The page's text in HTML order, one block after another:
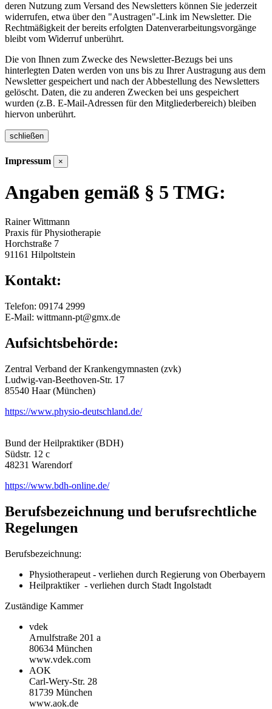
deren Nutzung zum Versand des Newsletters können Sie jederzeit
widerrufen, etwa über den "Austragen"-Link im Newsletter. Die
Rechtmäßigkeit der bereits erfolgten Datenverarbeitungsvorgänge
bleibt vom Widerruf unberührt.
Die von Ihnen zum Zwecke des Newsletter-Bezugs bei uns
hinterlegten Daten werden von uns bis zu Ihrer Austragung aus dem
Newsletter gespeichert und nach der Abbestellung des Newsletters
gelöscht. Daten, die zu anderen Zwecken bei uns gespeichert
wurden (z.B. E-Mail-Adressen für den Mitgliederbereich) bleiben
hiervon unberührt.
schließen
Impressum ×
Angaben gemäß § 5 TMG:
Rainer Wittmann
Praxis für Physiotherapie
Horchstraße 7
91161 Hilpoltstein
Kontakt:
Telefon: 09174 2999
E-Mail: wittmann-pt@gmx.de
Aufsichtsbehörde:
Zentral Verband der Krankengymnasten (zvk)
Ludwig-van-Beethoven-Str. 17
85540 Haar (München)
https://www.physio-deutschland.de/
Bund der Heilpraktiker (BDH)
Südstr. 12 c
48231 Warendorf
https://www.bdh-online.de/
Berufsbezeichnung und berufsrechtliche
Regelungen
Berufsbezeichnung:
Physiotherapeut - verliehen durch Regierung von Oberbayern
Heilpraktiker - verliehen durch Stadt Ingolstadt
Zuständige Kammer
vdek
Arnulfstraße 201 a
80634 München
www.vdek.com
AOK
Carl-Wery-Str. 28
81739 München
www.aok.de